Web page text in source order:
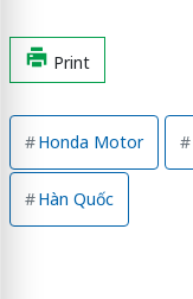
Print
Honda Motor
Hàn Quốc